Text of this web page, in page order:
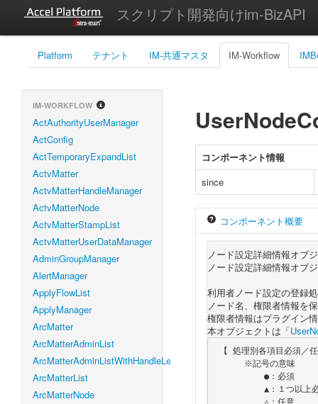
スクリプト開発向けim-BizAPI
Platform テナント IM-共通マスタ IM-Workflow
IM-WORKFLOW
ActAuthorityUserManager
ActConfig
ActTemporaryExpandList
ActvMatter
ActvMatterHandleManager
ActvMatterNode
ActvMatterStampList
ActvMatterUserDataManager
AdminGroupManager
AlertManager
ApplyFlowList
ApplyManager
ArcMatter
ArcMatterAdminList
ArcMatterAdminListWithHandleLevel
ArcMatterList
ArcMatterNode
コンポーネント情報
since
コンポーネント概要
ノード設定詳細情報オブ
ノード設定詳細情報オブ
利用者ノード設定の登録
ノード名、権限者情報を
権限者情報はプラグイン
本オブジェクトは「